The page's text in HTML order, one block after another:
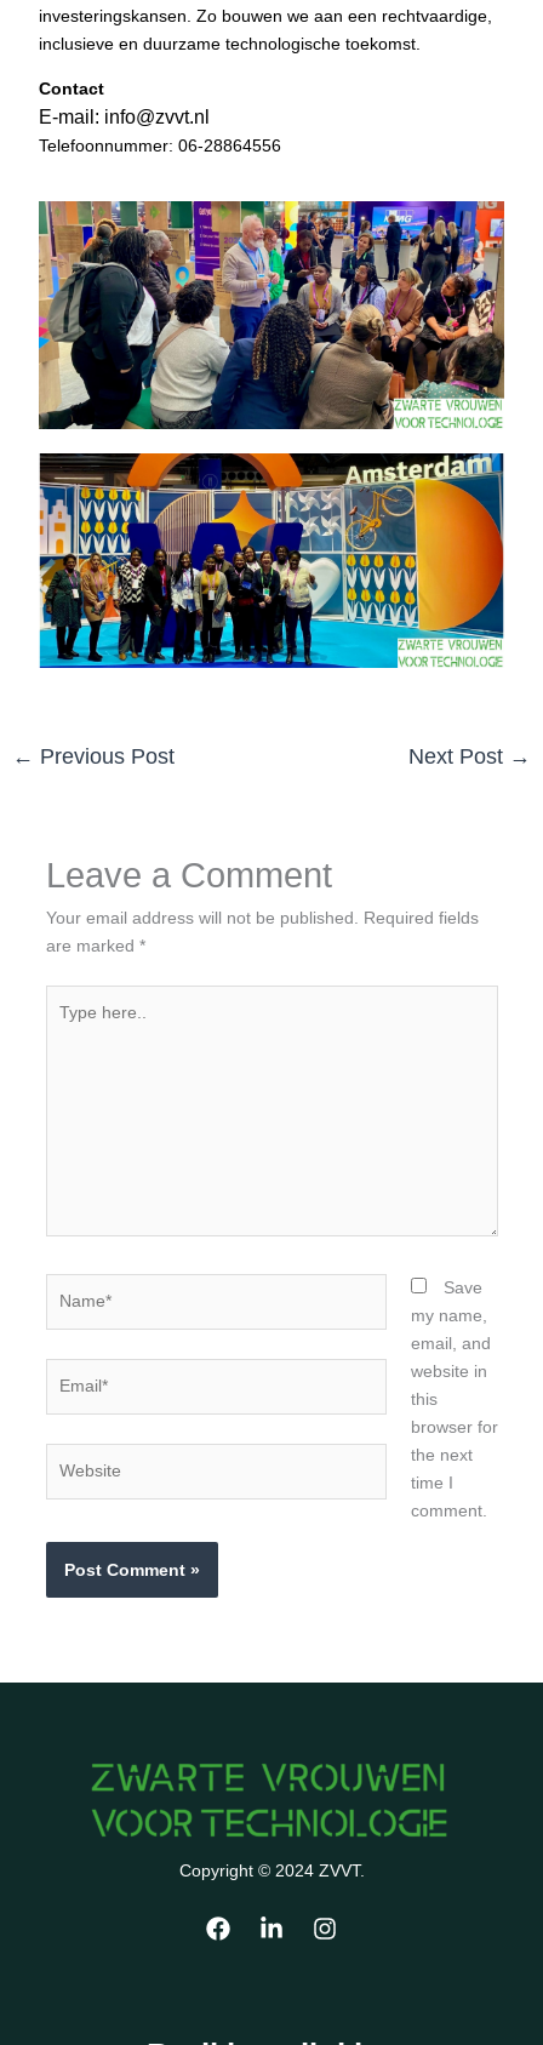
investeringskansen. Zo bouwen we aan een rechtvaardige,
inclusieve en duurzame technologische toekomst.​
Contact
E-mail: info@zvvt.nl
Telefoonnummer: 06-28864556
← Previous Post Next Post →
Leave a Comment
Your email address will not be published.
Required fields
are marked *
here..
Save
my name,
email, and
website in
this
browser for
the next
time I
comment.
Copyright © 2024 ZVVT.